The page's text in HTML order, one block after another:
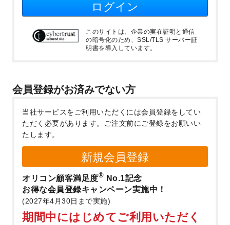
ログイン
このサイトは、企業の実在証明と通信
の暗号化のため、SSL/TLS サーバー証
明書を導入しています。
会員登録がお済みでない方
当社サービスをご利用いただくには会員登録をしてい
ただく必要があります。
ご注文前にご登録をお願いい
たします。
新規会員登録
オリコン顧客満足度® No.1記念
お得な会員登録キャンペーン実施中！
(2027年4月30日まで実施)
期間中にはじめてご利用いただく